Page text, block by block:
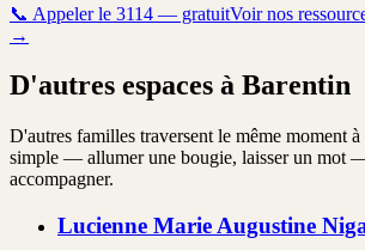
📞 Appeler le 3114 — gratuitVoir nos
→
D'autres espaces à Barentin
D'autres familles traversent le même moment
simple — allumer une bougie, laisser un mot
accompagner.
Lucienne Marie Augustine